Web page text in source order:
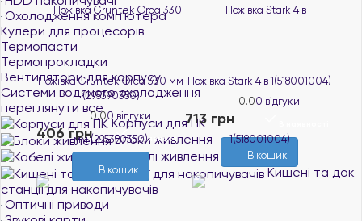
Охолодження комп'ютера
Кулери для процесорів
Термопасти
Термопрокладки
Вентилятори для корпусу
Системи водяного охолодження
переглянути все
Корпуси для ПК
Блоки живлення
Кабелі живлення
Кишені та док-
станції для накопичувачів
Оптичні приводи
Ножівка Gruntek Orca 330 мм
(295390350)
0.00 відгуки
В наявності
406 грн
В кошик
Ножівка Stark 4 в 1(518001004)
0.00 відгуки
713 грн
В кошик